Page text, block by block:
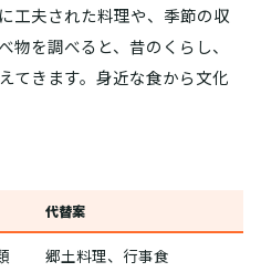
工夫された料理や、季節の収
を調べると、昔のくらし、
てきます。身近な食から文化
代替案
郷土料理、行事食